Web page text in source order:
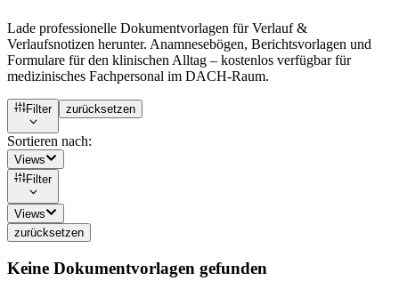
Lade professionelle Dokumentvorlagen für Verlauf &
Verlaufsnotizen herunter. Anamnesebögen, Berichtsvorlagen und
Formulare für den klinischen Alltag – kostenlos verfügbar für
medizinisches Fachpersonal im DACH-Raum.
Filter zurücksetzen
Sortieren nach:
Views
Filter
Views
zurücksetzen
Keine Dokumentvorlagen gefunden